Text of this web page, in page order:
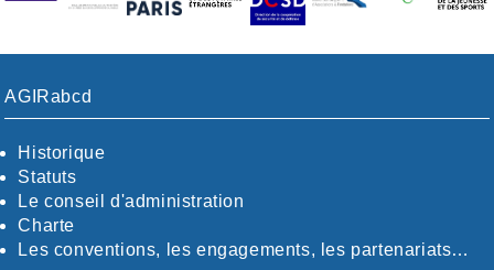
AGIRabcd
Historique
Statuts
Le conseil d'administration
Charte
Les conventions, les engagements, les partenariats…